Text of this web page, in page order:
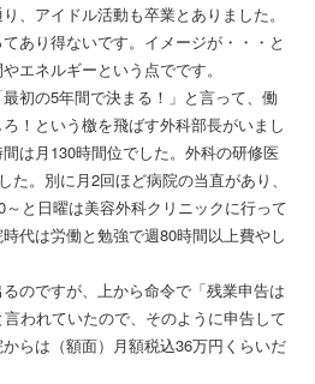
、アイドル活動も卒業とありました。
あり得ないです。イメージが・・・と
エネルギーという点でです。
初の5年間で決まる！」と言って、働
！という檄を飛ばす外科部長がいまし
は月130時間位でした。外科の研修医
た。別に月2回ほど病院の当直があり、
と日曜は美容外科クリニックに行って
代は労働と勉強で週80時間以上費やし
のですが、上から命令で「残業申告は
われていたので、そのように申告して
らは（額面）月額税込36万円くらいだ